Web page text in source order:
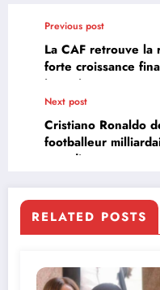
Previous post
La CAF retrouve la
forte croissance
investissements
Next post
Cristiano Ronaldo
footballeur
saoudien
RELATED POSTS